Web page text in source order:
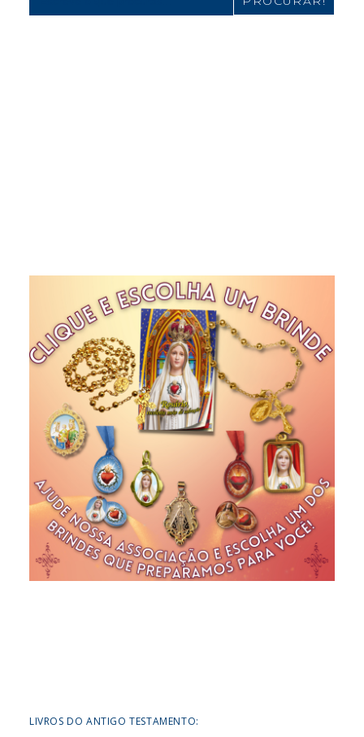
LIVROS DO ANTIGO TESTAMENTO: